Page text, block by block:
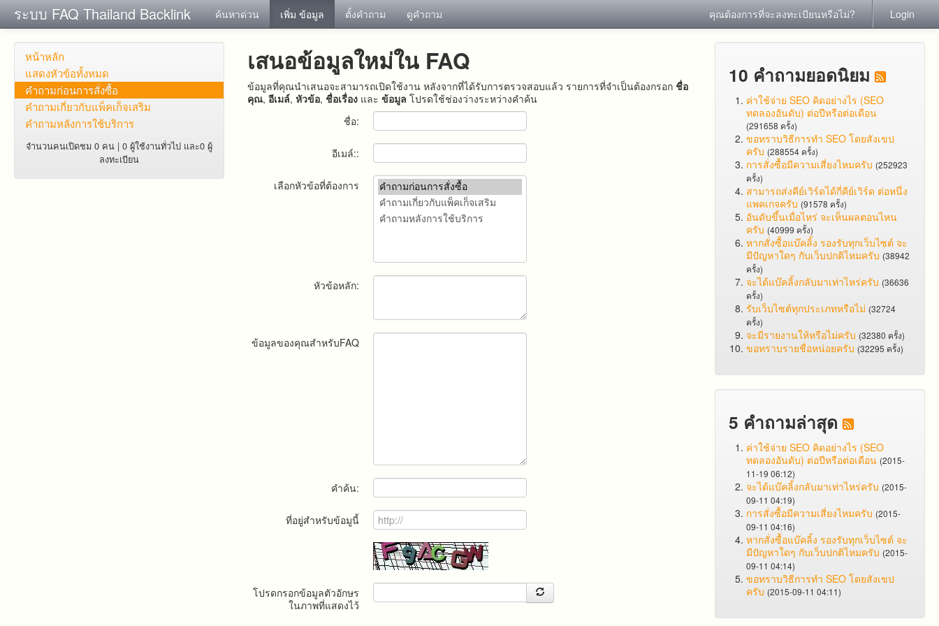
ระบบ FAQ Thailand Backlink ค้นหาด่วน เพิ่ม ข้อมูล ตั้งคำถาม ดูคำถาม คุณต้องการที่จะลงทะเบียนหรือไม่? Login
หน้าหลัก
แสดงหัวข้อทั้งหมด
คำถาม​ก่อน​การ​สั่งซื้อ​
คำถาม​เกี่ยว​กับ​แพ็คเก็จ​เสริม
คำถามหลังการใช้บริการ
จำนวนคนเปิดชม 0 คน | 0 ผู้ใช้งานทั่วไป และ0 ผู้
ลงทะเบียน
เสนอข้อมูลใหม่ใน FAQ
ข้อมูลที่คุณนำเสนอจะสามารถเปิดใช้งาน หลังจากที่ได้รับการตรวจสอบแล้ว รายการที่จำเป็นต้องกรอก ชื่อ
คุณ,อีเมล์,หัวข้อ, ชื่อเรื่อง และข้อมูล โปรดใช้ช่องว่างระหว่างคำค้น
ชื่อ:
อีเมล์::
เลือกหัวข้อที่ต้องการ
หัวข้อหลัก:
ข้อมูลของคุณสำหรับFAQ
คำค้น:
ที่อยู่สำหรับข้อมูนี้
โปรดกรอกข้อมูลตัวอักษร
ในภาพที่แสดงไว้
10 คำถามยอดนิยม
ค่าใช้จ่าย SEO คิดอย่างไร (SEO
ทดลองอันดับ) ต่อปีหรือต่อเดือน
(291658 ครั้ง)
ขอทราบวิธีการทำ SEO โดยสังเขป
ครับ (288554 ครั้ง)
การสั่งซื้อมีความเสี่ยงไหมครับ (252923
ครั้ง)
สามารถส่งคีย์เวิร์ดได้กี่คีย์เวิร์ด ต่อหนึ่ง
แพคเกจครับ (91578 ครั้ง)
อันดับขึ้นเมื่อไหร่ จะเห็นผลตอนไหน
ครับ (40999 ครั้ง)
หากสั่งซื้อแบ๊คลิ้ง รองรับทุกเว็บไซต์ จะ
มีปัญหาใดๆ กับเว็บปกติไหมครับ (38942
ครั้ง)
จะได้แบ๊คลิ้งกลับมาเท่าไหร่ครับ (36636
ครั้ง)
รับเว็บไซต์ทุกประเภทหรือไม่ (32724
ครั้ง)
จะมีรายงานให้หรือไม่ครับ (32380 ครั้ง)
ขอทราบรายชื่อหน่อยครับ (32295 ครั้ง)
5 คำถามล่าสุด
ค่าใช้จ่าย SEO คิดอย่างไร (SEO
ทดลองอันดับ) ต่อปีหรือต่อเดือน (2015-
11-19 06:12)
จะได้แบ๊คลิ้งกลับมาเท่าไหร่ครับ (2015-
09-11 04:19)
การสั่งซื้อมีความเสี่ยงไหมครับ (2015-
09-11 04:16)
หากสั่งซื้อแบ๊คลิ้ง รองรับทุกเว็บไซต์ จะ
มีปัญหาใดๆ กับเว็บปกติไหมครับ (2015-
09-11 04:14)
ขอทราบวิธีการทำ SEO โดยสังเขป
ครับ (2015-09-11 04:11)